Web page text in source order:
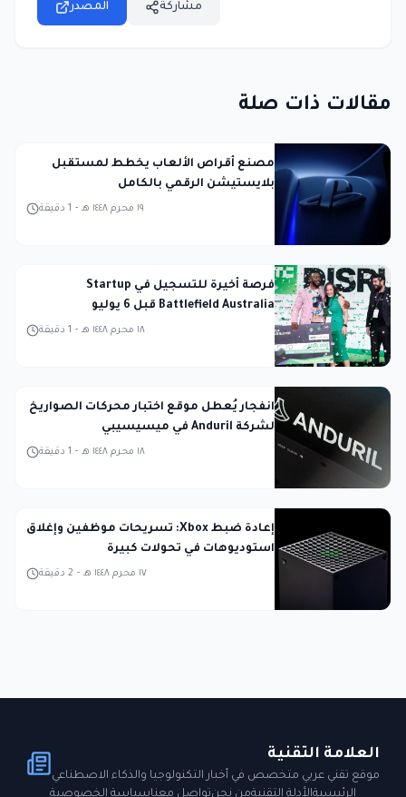
المصدر مشاركة
مقالات ذات صلة
مصنع أقراص الألعاب يخطط لمستقبل
بلايستيشن الرقمي بالكامل
1 دقيقة - ١٩ محرم ١٤٤٨ هـ
فرصة أخيرة للتسجيل في Startup
Battlefield Australia قبل 6 يوليو
1 دقيقة - ١٨ محرم ١٤٤٨ هـ
انفجار يُعطل موقع اختبار محركات الصواريخ
لشركة Anduril في ميسيسيبي
1 دقيقة - ١٨ محرم ١٤٤٨ هـ
إعادة ضبط Xbox: تسريحات موظفين وإغلاق
استوديوهات في تحولات كبيرة
2 دقيقة - ١٧ محرم ١٤٤٨ هـ
العلامة التقنية
موقع تقني عربي متخصص في أخبار التكنولوجيا والذكاء الاصطناعي
الرئيسيةالأدلة التقنيةمن نحنتواصل معناسياسة الخصوصية